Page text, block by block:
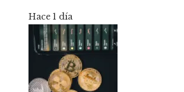
Hace 1 día